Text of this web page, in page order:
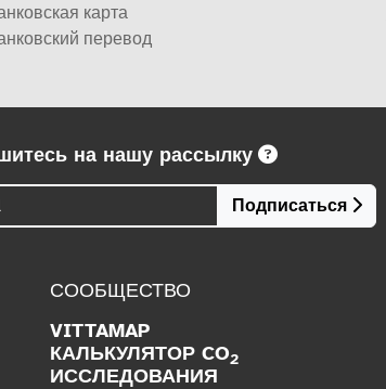
карта
перевод
на нашу рассылку
Подписаться
СООБЩЕСТВО
VITTAMAP
КАЛЬКУЛЯТОР CO2
ИССЛЕДОВАНИЯ